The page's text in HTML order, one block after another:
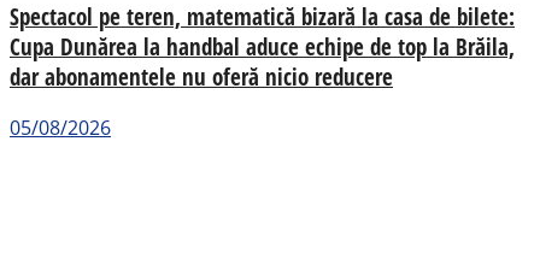
Spectacol pe teren, matematică bizară la casa de bilete:
Cupa Dunărea la handbal aduce echipe de top la Brăila,
dar abonamentele nu oferă nicio reducere
05/08/2026